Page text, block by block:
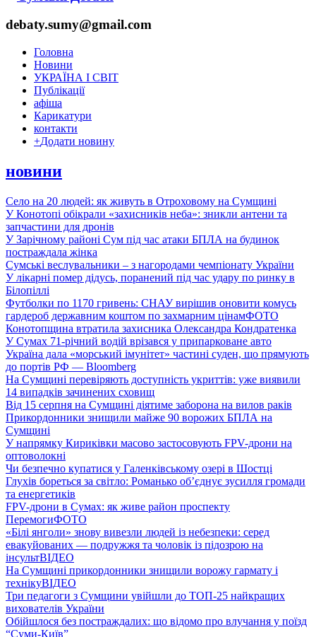
debaty.sumy@gmail.com
Головна
Новини
УКРАЇНА І СВІТ
Публікації
афіша
Карикатури
контакти
+Додати новину
новини
Село на 20 людей: як живуть в Отроховому на Сумщині
У Конотопі обікрали «захисників неба»: зникли антени та
запчастини для дронів
У Зарічному районі Сум під час атаки БПЛА на будинок
постраждала жінка
Сумські веслувальники – з нагородами чемпіонату України
У лікарні помер дідусь, поранений під час удару по ринку в
Білопіллі
Футболки по 1170 гривень: СНАУ вирішив оновити комусь
гардероб державним коштом по захмарним цінамФОТО
Конотопщина втратила захисника Олександра Кондратенка
У Сумах 71-річний водій врізався у припарковане авто
Україна дала «морський імунітет» частині суден, що прямують
до портів РФ — Bloomberg
На Сумщині перевіряють доступність укриттів: уже виявили
14 випадків зачинених сховищ
Від 15 серпня на Сумщині діятиме заборона на вилов раків
Прикордонники знищили майже 90 ворожих БПЛА на
Сумщині
У напрямку Кириківки масово застосовують FPV-дрони на
оптоволокні
Чи безпечно купатися у Галенківському озері в Шостці
Глухів бореться за світло: Романько об’єднує зусилля громади
та енергетиків
FPV-дрони в Сумах: як живе район проспекту
ПеремогиФОТО
«Білі янголи» знову вивезли людей із небезпеки: серед
евакуйованих — подружжя та чоловік із підозрою на
інсультВІДЕО
На Сумщині прикордонники знищили ворожу гармату і
технікуВІДЕО
Три педагоги з Сумщини увійшли до ТОП-25 найкращих
вихователів України
Обійшлося без постраждалих: що відомо про влучання у поїзд
“Суми-Київ”